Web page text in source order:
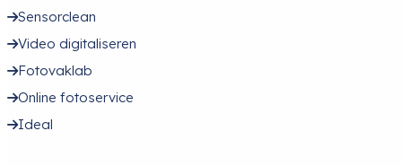
Sensorclean
Video digitaliseren
Fotovaklab
Online fotoservice
Ideal